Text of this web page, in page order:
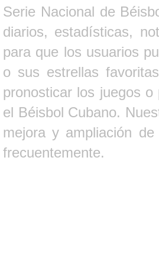
Serie Nacional de
diarios, estadísticas,
para que los usuarios
o sus estrellas
pronosticar los juegos
el Béisbol Cubano.
mejora y ampliación
frecuentemente.